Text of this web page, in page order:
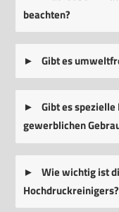
beachten?
Gibt es
Gibt es
gewerblichen
Wie wichtig ist
Hochdruckreinigers?